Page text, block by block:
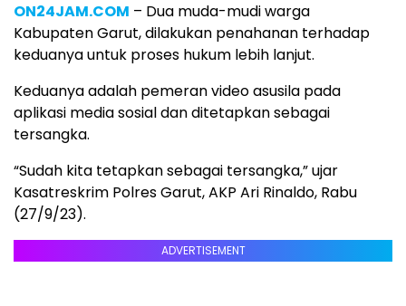
ON24JAM.COM – Dua muda-mudi warga
Kabupaten Garut, dilakukan penahanan terhadap
keduanya untuk proses hukum lebih lanjut.
Keduanya adalah pemeran video asusila pada
aplikasi media sosial dan ditetapkan sebagai
tersangka.
“Sudah kita tetapkan sebagai tersangka,” ujar
Kasatreskrim Polres Garut, AKP Ari Rinaldo, Rabu
(27/9/23).
ADVERTISEMENT